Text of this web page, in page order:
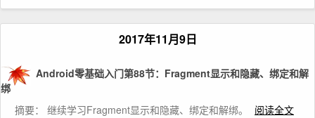
2017年11月9日
Android零基础入门第88节：Fragment显示和隐藏、绑定和解
绑
摘要： 继续学习Fragment显示和隐藏、绑定和解绑。
阅读全文